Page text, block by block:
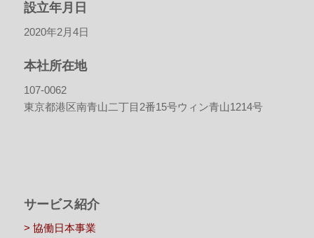
設立年月日
2020年2月4日
本社所在地
107-0062
東京都港区南青山二丁目2番15号ウィン青山1214号
サービス紹介
> 協働日本事業